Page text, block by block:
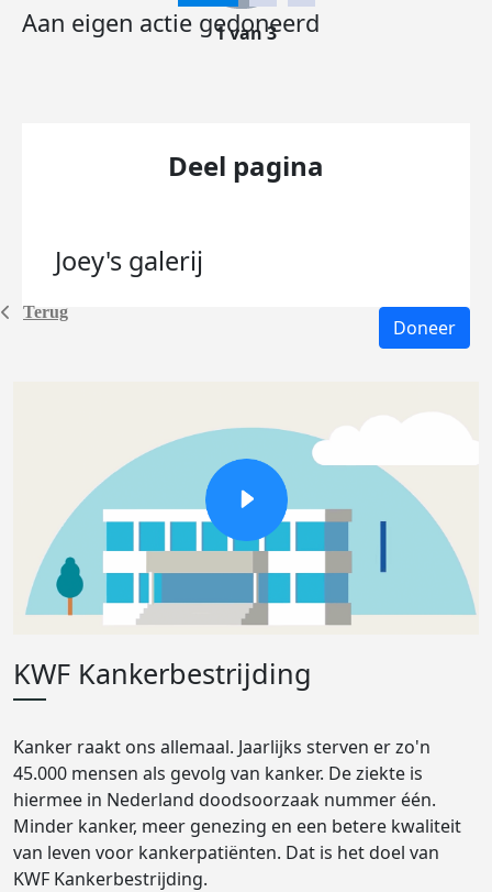
Terug
Aan eigen actie gedoneerd
1 van 3
Deel pagina
Joey's galerij
Doneer
KWF Kankerbestrijding
Kanker raakt ons allemaal. Jaarlijks sterven er zo'n
45.000 mensen als gevolg van kanker. De ziekte is
hiermee in Nederland doodsoorzaak nummer één.
Minder kanker, meer genezing en een betere kwaliteit
van leven voor kankerpatiënten. Dat is het doel van
KWF Kankerbestrijding.